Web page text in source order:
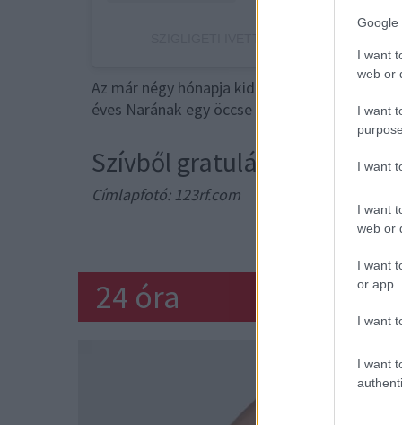
Google
I want
web or
I want
I want
I want
web or
I want
or app.
I want
I want
Az már négy hónapja kiderült, hogy Ivett egy
éves Narának egy öccse lesz.
Szívből gratulálunk!
Címlapfotó: 123rf.com
DUDÁS MIKLÓS
24 óra